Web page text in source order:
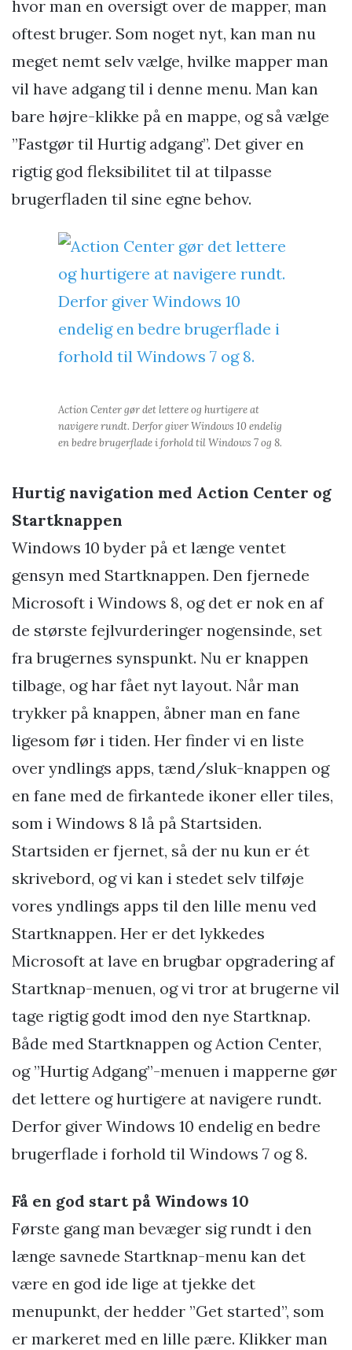
hvor man en oversigt over de mapper, man
oftest bruger. Som noget nyt, kan man nu
meget nemt selv vælge, hvilke mapper man
vil have adgang til i denne menu. Man kan
bare højre-klikke på en mappe, og så vælge
”Fastgør til Hurtig adgang”. Det giver en
rigtig god fleksibilitet til at tilpasse
brugerfladen til sine egne behov.
Action Center gør det lettere og hurtigere at
navigere rundt. Derfor giver Windows 10 endelig
en bedre brugerflade i forhold til Windows 7 og 8.
Hurtig navigation med Action Center og
Startknappen
Windows 10 byder på et længe ventet
gensyn med Startknappen. Den fjernede
Microsoft i Windows 8, og det er nok en af
de største fejlvurderinger nogensinde, set
fra brugernes synspunkt. Nu er knappen
tilbage, og har fået nyt layout. Når man
trykker på knappen, åbner man en fane
ligesom før i tiden. Her finder vi en liste
over yndlings apps, tænd/sluk-knappen og
en fane med de firkantede ikoner eller tiles,
som i Windows 8 lå på Startsiden.
Startsiden er fjernet, så der nu kun er ét
skrivebord, og vi kan i stedet selv tilføje
vores yndlings apps til den lille menu ved
Startknappen. Her er det lykkedes
Microsoft at lave en brugbar opgradering af
Startknap-menuen, og vi tror at brugerne vil
tage rigtig godt imod den nye Startknap.
Både med Startknappen og Action Center,
og ”Hurtig Adgang”-menuen i mapperne gør
det lettere og hurtigere at navigere rundt.
Derfor giver Windows 10 endelig en bedre
brugerflade i forhold til Windows 7 og 8.
Få en god start på Windows 10
Første gang man bevæger sig rundt i den
længe savnede Startknap-menu kan det
være en god ide lige at tjekke det
menupunkt, der hedder ”Get started”, som
er markeret med en lille pære. Klikker man